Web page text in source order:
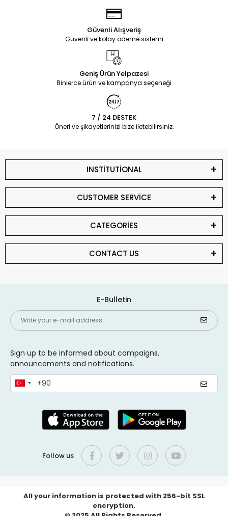
Güvenli Alışveriş
Güvenli ve kolay ödeme sistemi
Geniş Ürün Yelpazesi
Binlerce ürün ve kampanya seçeneği
7 / 24 DESTEK
Öneri ve şikayetlerinizi bize iletebilirsiniz.
INSTİTUTİONAL
CUSTOMER SERVİCE
CATEGORİES
CONTACT US
E-Bulletin
Sign up to be informed about campaigns,
announcements and notifications.
Follow us
All your information is protected with 256-bit SSL
encryption.